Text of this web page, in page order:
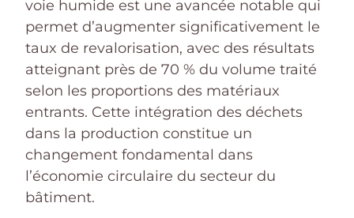
voie humide est une avancée notable qui
permet d’augmenter significativement le
taux de revalorisation, avec des résultats
atteignant près de 70 % du volume traité
selon les proportions des matériaux
entrants. Cette intégration des déchets
dans la production constitue un
changement fondamental dans
l’économie circulaire du secteur du
bâtiment.